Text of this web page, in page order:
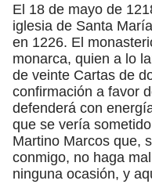
El 18 de mayo de
iglesia de Santa
en 1226. El
monarca, quien a lo
de veinte Cartas de
confirmación a favor
defenderá con
que se vería
Martino Marcos que,
conmigo, no haga
ninguna ocasión, y